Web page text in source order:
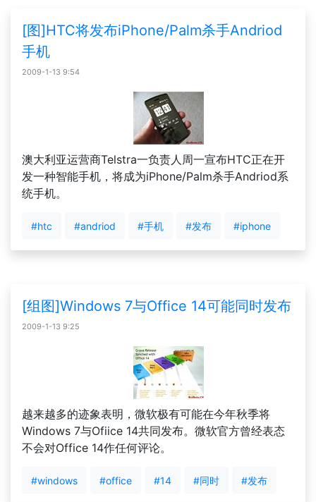
[图]HTC将发布iPhone/Palm杀手Andriod
手机
2009-1-13 9:54
澳大利亚运营商Telstra一负责人周一宣布HTC正在开
发一种智能手机，将成为iPhone/Palm杀手Andriod系
统手机。
#htc #andriod #手机 #发布 #iphone
[组图]Windows 7与Office 14可能同时发布
2009-1-13 9:25
越来越多的迹象表明，微软极有可能在今年秋季将
Windows 7与Ofiice 14共同发布。微软官方曾经表态
不会对Office 14作任何评论。
#windows #office #14 #同时 #发布